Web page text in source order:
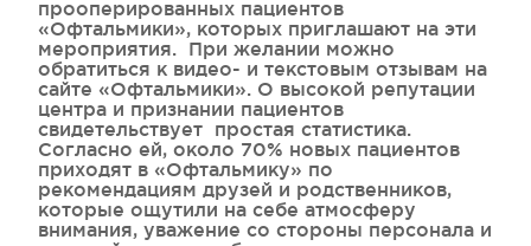
прооперированных пациентов
«Офтальмики», которых приглашают на эти
мероприятия. При желании можно
обратиться к видео- и текстовым отзывам на
сайте «Офтальмики». О высокой репутации
центра и признании пациентов
свидетельствует простая статистика.
Согласно ей, около 70% новых пациентов
приходят в «Офтальмику» по
рекомендациям друзей и родственников,
которые ощутили на себе атмосферу
внимания, уважение со стороны персонала и